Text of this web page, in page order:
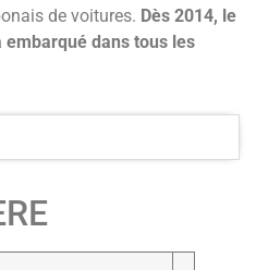
de voitures. Dès 2014, le
embarqué dans tous les